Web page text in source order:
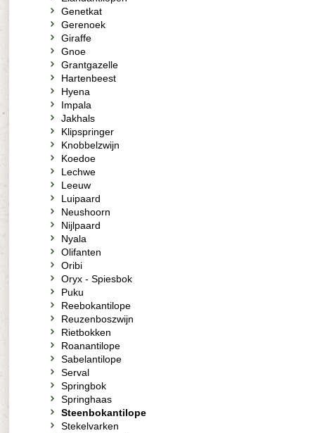
Genetkat
Gerenoek
Giraffe
Gnoe
Grantgazelle
Hartenbeest
Hyena
Impala
Jakhals
Klipspringer
Knobbelzwijn
Koedoe
Lechwe
Leeuw
Luipaard
Neushoorn
Nijlpaard
Nyala
Olifanten
Oribi
Oryx - Spiesbok
Puku
Reebokantilope
Reuzenboszwijn
Rietbokken
Roanantilope
Sabelantilope
Serval
Springbok
Springhaas
Steenbokantilope
Stekelvarken